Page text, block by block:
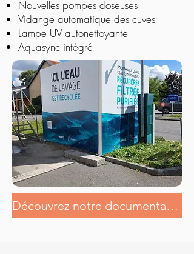
Nouvelles pompes doseuses
Vidange automatique des cuves
Lampe UV autonettoyante
Aquasync intégré
Découvrez notre documentation